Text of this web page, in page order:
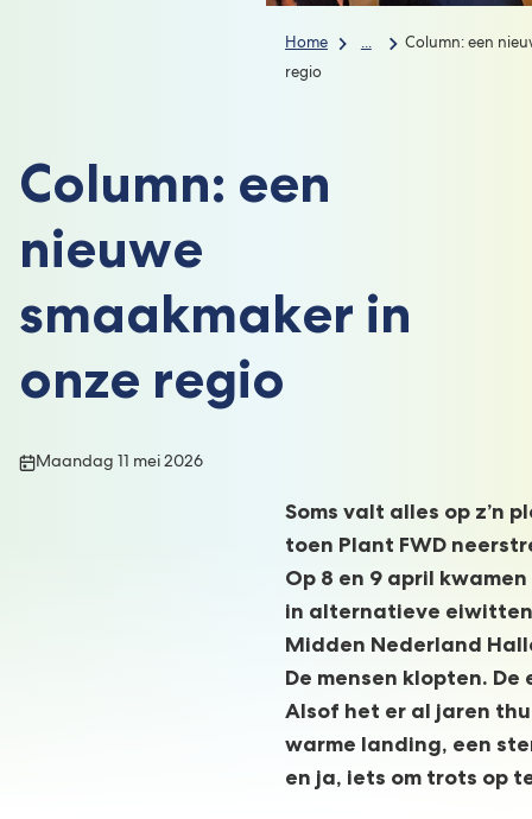
Home ...
Column: een
regio
Column: een
nieuwe
smaakmaker in
onze regio
Publicatiedatum:
Maandag 11 mei 2026
Soms valt alles op z’n
toen Plant FWD
Op 8 en 9 april
in alternatieve
Midden Nederland
De mensen klopten.
Alsof het er al jaren
warme landing, een
en ja, iets om trots op